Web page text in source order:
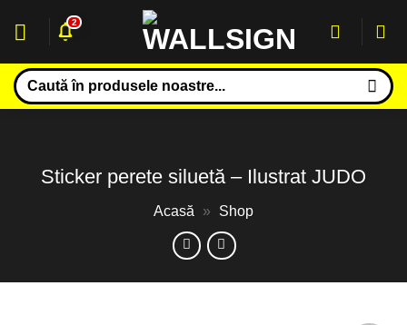
2
Caută
după:
Sticker perete siluetă – Ilustrat JUDO
Acasă » Shop